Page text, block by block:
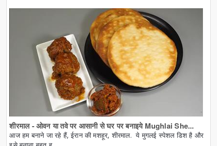
शीरमाल - ओवन या तवे पर आसानी से घर पर बनाइये Mughlai She...
आज हम बनाने जा रहे हैं, ईरान की मशहूर, शीरमाल. ये मुगलई स्पेशल डिश है और